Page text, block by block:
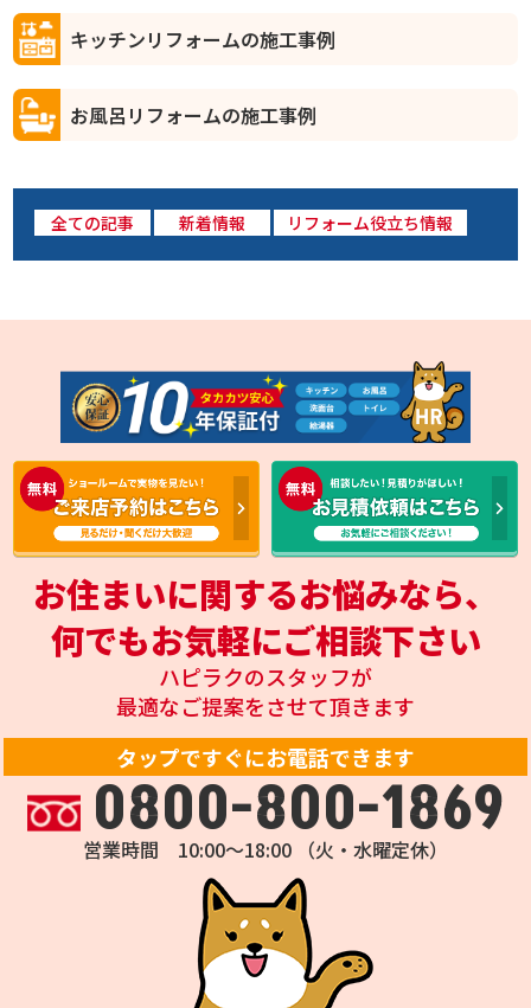
キッチンリフォームの施工事例
お風呂リフォームの施工事例
全ての記事 新着情報 リフォーム役立ち情報
お住まいに関するお悩みなら、
何でもお気軽にご相談下さい
ハピラクのスタッフが
最適なご提案をさせて頂きます
タップですぐにお電話できます
0800-800-1869
営業時間 10:00～18:00 （火・水曜定休）